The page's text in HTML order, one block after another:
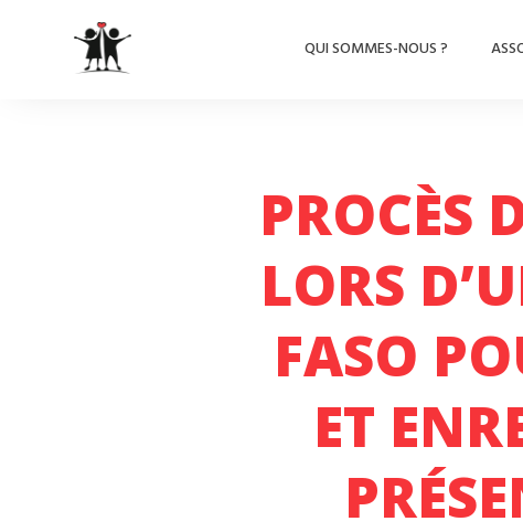
QUI SOMMES-NOUS ?
PROCÈS
LORS
FASO
ET